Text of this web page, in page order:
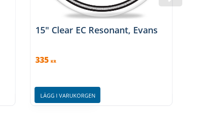
15" Clear EC Resonant, Evans
335 KR
LÄGG I VARUKORGEN